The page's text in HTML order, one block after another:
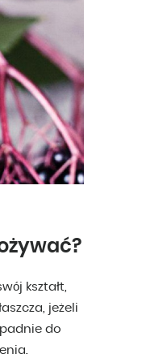
kształt,
jeżeli
do